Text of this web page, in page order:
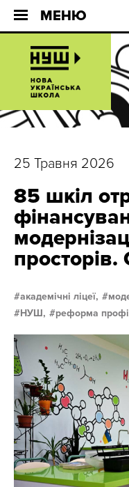
МЕНЮ
25 Травня 2026
85 шкіл
академічні ліцеї,
НУШ,
реформа